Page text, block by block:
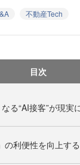
不動産Tech
目次
る“AI接客”が現実
の利便性を向上する